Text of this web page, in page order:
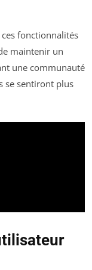
fonctionnalités
maintenir un
une communauté
se sentiront plus